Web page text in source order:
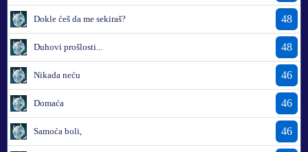
Dokle ćeš da me sekiraš? 48
Duhovi prošlosti... 48
Nikada neću 46
Domaća 46
Samoća boli, 46